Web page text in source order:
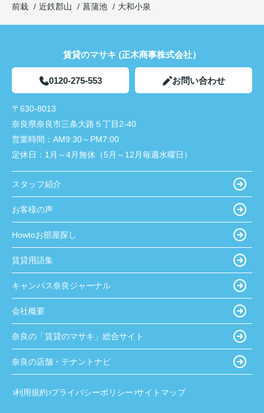
前栽
近鉄郡山 菖蒲池 大和小泉
賃貸のマサキ (正木商事株式会社）
0120-275-553 お問い合わせ
〒630-8013
奈良県奈良市三条大路５丁目2-40
営業時間： AM9:30～PM7:00
定休日： 1月～4月無休（5月～12月毎週水曜日）
スタッフ紹介
お客様の声
Howtoお部屋探し
賃貸用語集
キャンパス奈良ジャーナル
会社概要
奈良の「賃貸のマサキ」総合サイト
奈良の店舗・テナントナビ
利用規約 プライバシーポリシー サイトマップ